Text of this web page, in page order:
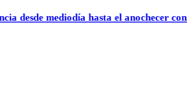
desde mediodía hasta el anochecer con